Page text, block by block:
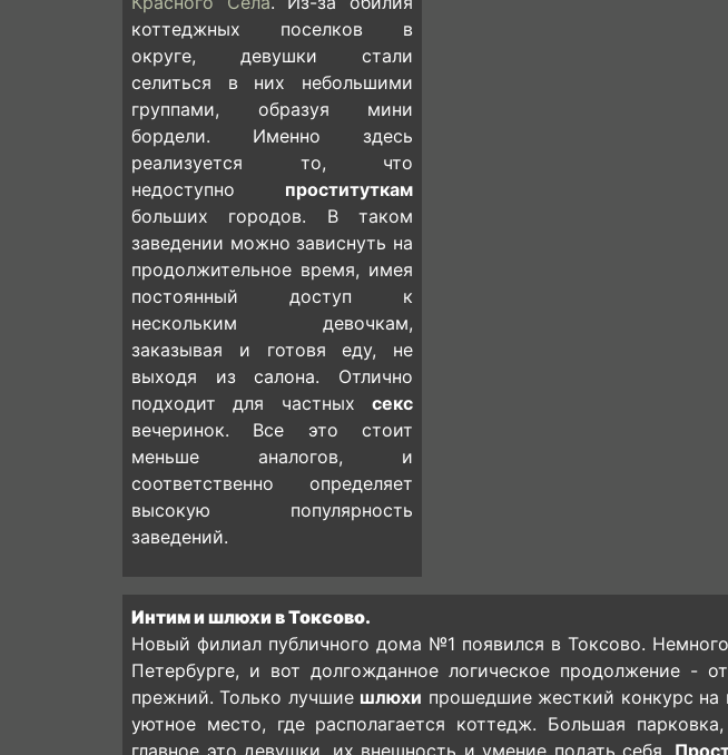
коттеджных поселков в
округе, девушки стали
селиться в них небольшими
группами, образуя мини
бордели. Именно здесь
реализуется то, что
недоступно проституткам
больших городов. В таком
заведении можно зависнуть на
продолжительное время, имея
постоянный доступ к
нескольким девочкам,
заказывая и готовя еду, не
выходя из салона. Отлично
подходит для частных секс
вечеринок. Все это стоит
меньше аналогов, и
соответственно определяет
высокую популярность
заведений.
Интим и шлюхи в Токсово.
Новый филиал публичного дома №1 появился в Токсово.
Петербурге, и вот долгожданное логическое продолжение -
прежний. Только лучшие шлюхи прошедшие жесткий конкурс на
уютное место, где располагается коттедж. Большая
главное это девушки, их внешность и умение подать себя.